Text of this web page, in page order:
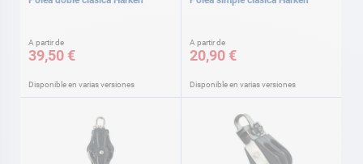
A partir de
39,50 €
Disponible en varias versiones
A partir de
20,90 €
Disponible en varias versiones